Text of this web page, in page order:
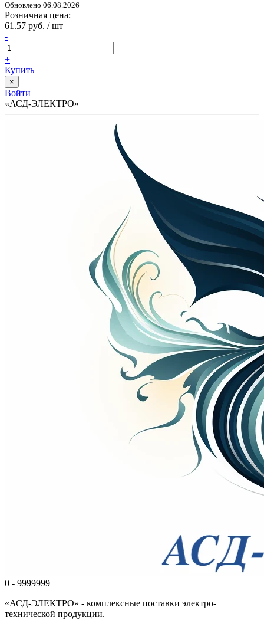
Обновлено 06.08.2026
Розничная цена:
61.57 руб. / шт
-
+
Купить
×
Войти
«АСД-ЭЛЕКТРО»
0 - 9999999
«АСД-ЭЛЕКТРО» - комплексные поставки электро-
технической продукции.